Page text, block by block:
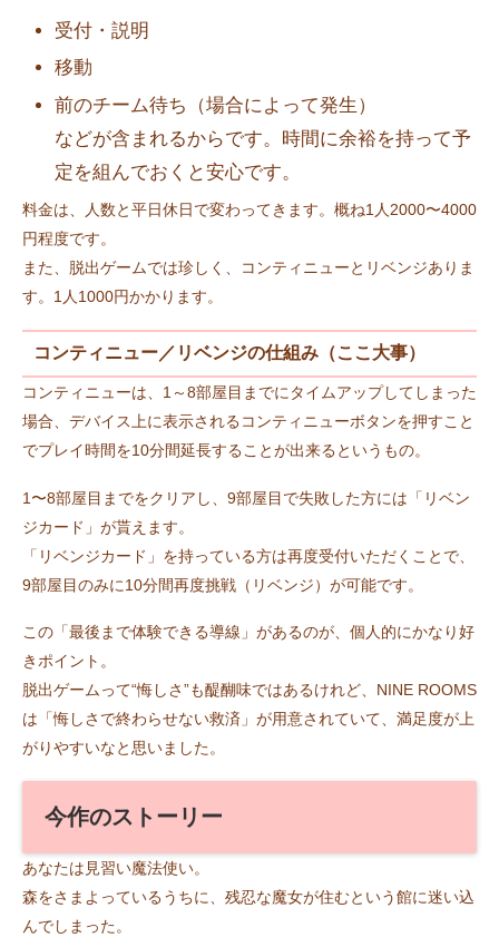
受付・説明
移動
前のチーム待ち（場合によって発生）
などが含まれるからです。時間に余裕を持って予
定を組んでおくと安心です。
料金は、人数と平日休日で変わってきます。概ね1人2000〜4000
円程度です。
また、脱出ゲームでは珍しく、コンティニューとリベンジありま
す。1人1000円かかります。
コンティニュー／リベンジの仕組み（ここ大事）
コンティニューは、1～8部屋目までにタイムアップしてしまった
場合、デバイス上に表示されるコンティニューボタンを押すこと
でプレイ時間を10分間延長することが出来るというもの。
1〜8部屋目までをクリアし、9部屋目で失敗した方には「リベン
ジカード」が貰えます。
「リベンジカード」を持っている方は再度受付いただくことで、
9部屋目のみに10分間再度挑戦（リベンジ）が可能です。
この「最後まで体験できる導線」があるのが、個人的にかなり好
きポイント。
脱出ゲームって“悔しさ”も醍醐味ではあるけれど、NINE ROOMS
は「悔しさで終わらせない救済」が用意されていて、満足度が上
がりやすいなと思いました。
今作のストーリー
あなたは見習い魔法使い。
森をさまよっているうちに、残忍な魔女が住むという館に迷い込
んでしまった。